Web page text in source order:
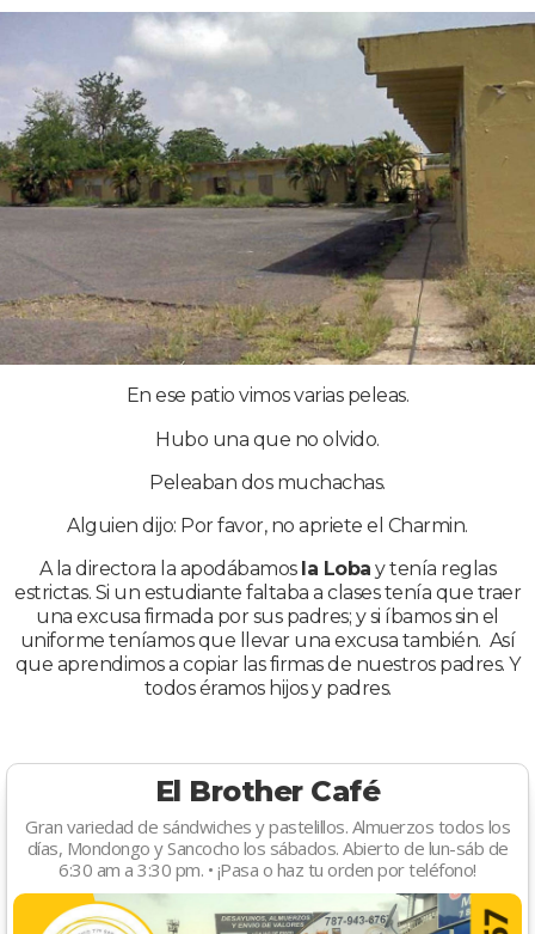
En ese patio vimos varias peleas.
Hubo una que no olvido.
Peleaban dos muchachas.
Alguien dijo: Por favor, no apriete el Charmin.
A la directora la apodábamos la Loba y tenía reglas
estrictas. Si un estudiante faltaba a clases tenía que traer
una excusa firmada por sus padres; y si íbamos sin el
uniforme teníamos que llevar una excusa también. Así
que aprendimos a copiar las firmas de nuestros padres. Y
todos éramos hijos y padres.
El Brother Café
Gran variedad de sándwiches y pastelillos. Almuerzos todos los
días, Mondongo y Sancocho los sábados. Abierto de lun-sáb de
6:30 am a 3:30 pm. • ¡Pasa o haz tu orden por teléfono!